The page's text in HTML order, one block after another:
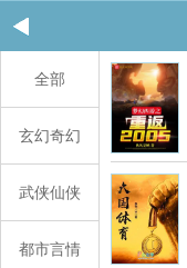
全部
玄幻奇幻
武侠仙侠
都市言情
飞速成长
为您服务
个人已经